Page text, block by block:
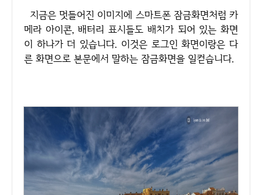
지금은 멋들어진 이미지에 스마트폰 잠금화면처럼 카
메라 아이콘, 배터리 표시들도 배치가 되어 있는 화면
이 하나가 더 있습니다. 이것은 로그인 화면이랑은 다
른 화면으로 본문에서 말하는 잠금화면을 일컫습니다.